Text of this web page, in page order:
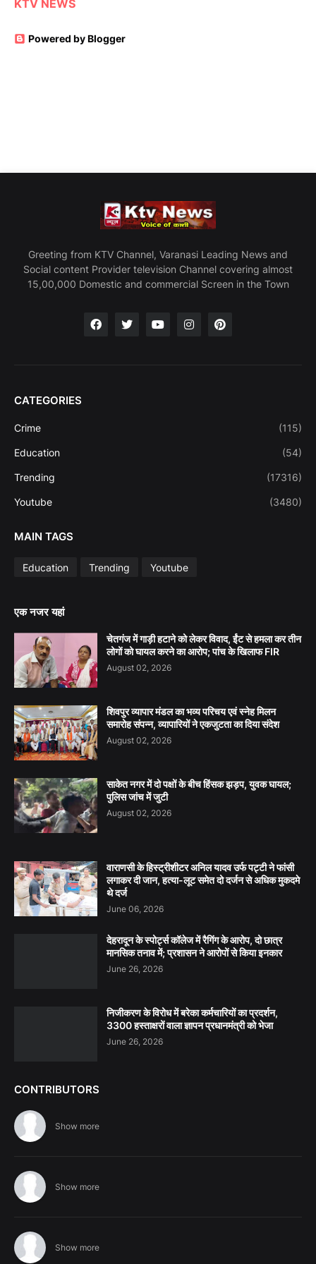
KTV NEWS
Powered by Blogger
Greeting from KTV Channel, Varanasi Leading News and
Social content Provider television Channel covering almost
15,00,000 Domestic and commercial Screen in the Town
CATEGORIES
Crime (115)
Education (54)
Trending (17316)
Youtube (3480)
MAIN TAGS
Education Trending Youtube
एक नजर यहां
चेतगंज में गाड़ी हटाने को लेकर विवाद, ईंट से हमला कर तीन
लोगों को घायल करने का आरोप; पांच के खिलाफ FIR
August 02, 2026
शिवपुर व्यापार मंडल का भव्य परिचय एवं स्नेह मिलन
समारोह संपन्न, व्यापारियों ने एकजुटता का दिया संदेश
August 02, 2026
साकेत नगर में दो पक्षों के बीच हिंसक झड़प, युवक घायल;
पुलिस जांच में जुटी
August 02, 2026
वाराणसी के हिस्ट्रीशीटर अनिल यादव उर्फ पट्टी ने फांसी
लगाकर दी जान, हत्या-लूट समेत दो दर्जन से अधिक मुकदमे
थे दर्ज
June 06, 2026
देहरादून के स्पोर्ट्स कॉलेज में रैगिंग के आरोप, दो छात्र
मानसिक तनाव में; प्रशासन ने आरोपों से किया इनकार
June 26, 2026
निजीकरण के विरोध में बरेका कर्मचारियों का प्रदर्शन,
3300 हस्ताक्षरों वाला ज्ञापन प्रधानमंत्री को भेजा
June 26, 2026
CONTRIBUTORS
Show more
Show more
Show more